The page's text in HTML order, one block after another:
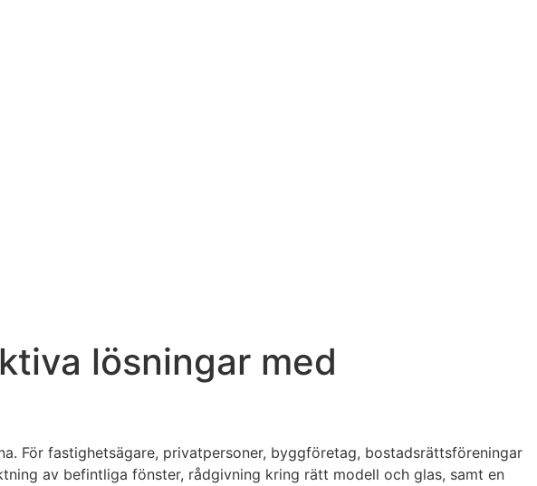
lösningar med
För fastighetsägare, privatpersoner, byggföretag, bostadsrättsföreningar
av befintliga fönster, rådgivning kring rätt modell och glas, samt en